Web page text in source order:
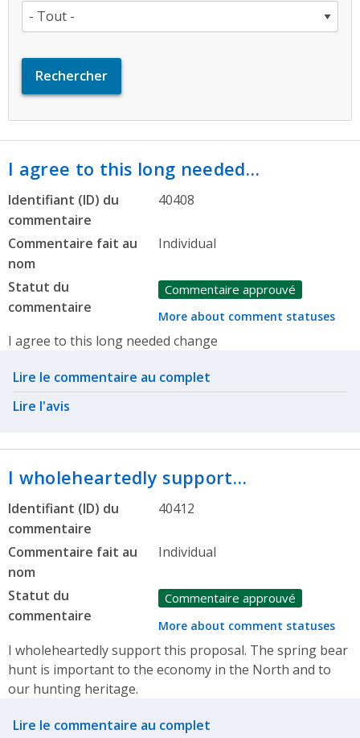
I agree to this long needed…
Identifiant (ID) du
commentaire
40408
Commentaire fait au
nom
Individual
Statut du
commentaire
Commentaire approuvé
More about comment statuses
I agree to this long needed change
Related actions
Lire le commentaire au complet
Lire l'avis
I wholeheartedly support…
Identifiant (ID) du
commentaire
40412
Commentaire fait au
nom
Individual
Statut du
commentaire
Commentaire approuvé
More about comment statuses
I wholeheartedly support this proposal. The spring bear
hunt is important to the economy in the North and to
our hunting heritage.
Related actions
Lire le commentaire au complet